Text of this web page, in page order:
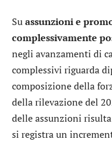
Suassunzioni e
complessivamente
negli avanzamenti di
complessivi riguarda
composizione della
della rilevazione del
delle assunzioni
si registra un